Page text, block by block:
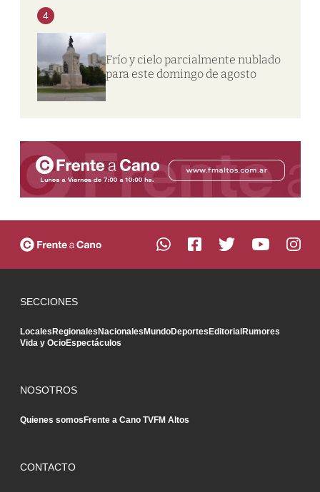
4
Frío y cielo parcialmente nublado
para este domingo de agosto
SECCIONES
LocalesRegionalesNacionalesMundoDeportesEditorialRumores
Vida y OcioEspectáculos
NOSOTROS
Quienes somosFrente a Cano TVFM Altos
CONTACTO